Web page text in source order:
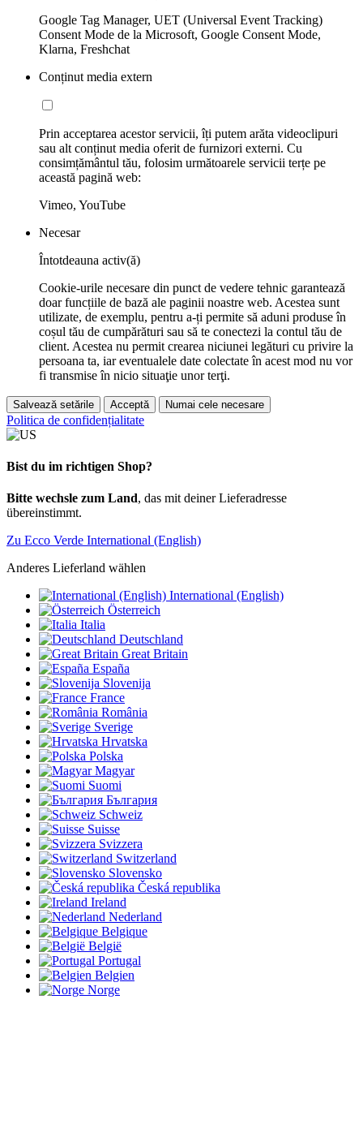
Google Tag Manager, UET (Universal Event Tracking)
Consent Mode de la Microsoft, Google Consent Mode,
Klarna, Freshchat
Conținut media extern
Prin acceptarea acestor servicii, îți putem arăta videoclipuri
sau alt conținut media oferit de furnizori externi. Cu
consimțământul tău, folosim următoarele servicii terțe pe
această pagină web:
Vimeo, YouTube
Necesar
Întotdeauna activ(ă)
Cookie-urile necesare din punct de vedere tehnic garantează
doar funcțiile de bază ale paginii noastre web. Acestea sunt
utilizate, de exemplu, pentru a-ți permite să aduni produse în
coșul tău de cumpărături sau să te conectezi la contul tău de
client. Acestea nu permit crearea niciunei legături cu privire la
persoana ta, iar eventualele date colectate în acest mod nu vor
fi transmise în nicio situaţie unor terţi.
Salvează setările Acceptă Numai cele necesare
Politica de confidențialitate
Bist du im richtigen Shop?
Bitte wechsle zum Land, das mit deiner Lieferadresse
übereinstimmt.
Zu Ecco Verde International (English)
Anderes Lieferland wählen
International (English)
Österreich
Italia
Deutschland
Great Britain
España
Slovenija
France
România
Sverige
Hrvatska
Polska
Magyar
Suomi
България
Schweiz
Suisse
Svizzera
Switzerland
Slovensko
Česká republika
Ireland
Nederland
Belgique
België
Portugal
Belgien
Norge